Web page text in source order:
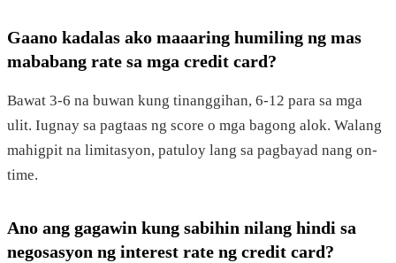
Gaano kadalas ako maaaring humiling ng mas
mababang rate sa mga credit card?
Bawat 3-6 na buwan kung tinanggihan, 6-12 para sa mga
ulit. Iugnay sa pagtaas ng score o mga bagong alok. Walang
mahigpit na limitasyon, patuloy lang sa pagbayad nang on-
time.
Ano ang gagawin kung sabihin nilang hindi sa
negosasyon ng interest rate ng credit card?